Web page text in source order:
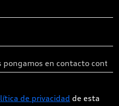
de privacidad de esta